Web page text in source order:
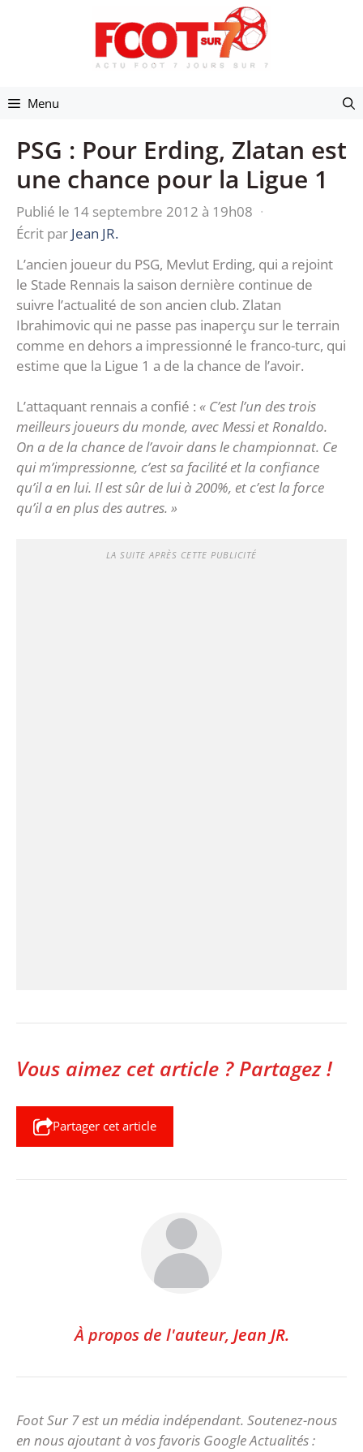
Menu
PSG : Pour Erding, Zlatan est
une chance pour la Ligue 1
Publié le 14 septembre 2012 à 19h08 ·
Écrit par Jean JR.
L’ancien joueur du PSG, Mevlut Erding, qui a rejoint
le Stade Rennais la saison dernière continue de
suivre l’actualité de son ancien club. Zlatan
Ibrahimovic qui ne passe pas inaperçu sur le terrain
comme en dehors a impressionné le franco-turc, qui
estime que la Ligue 1 a de la chance de l’avoir.
L’attaquant rennais a confié : « C’est l’un des trois
meilleurs joueurs du monde, avec Messi et Ronaldo.
On a de la chance de l’avoir dans le championnat. Ce
qui m’impressionne, c’est sa facilité et la confiance
qu’il a en lui. Il est sûr de lui à 200%, et c’est la force
qu’il a en plus des autres. »
LA SUITE APRÈS CETTE PUBLICITÉ
Vous aimez cet article ? Partagez !
Partager cet article
À propos de l'auteur, Jean JR.
Foot Sur 7 est un média indépendant. Soutenez-nous
en nous ajoutant à vos favoris Google Actualités :